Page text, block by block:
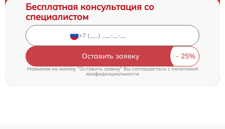
Бесплатная консультация со
специалистом
Оставить заявку
Нажимая на кнопку "Оставить заявку" Вы соглашаетесь cполитикой
конфиденциальности